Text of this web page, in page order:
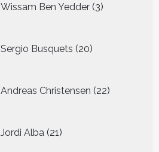
Wissam Ben Yedder 3
producten
Sergio Busquets 20
producten
Andreas Christensen 22
producten
Jordi Alba 21
producten